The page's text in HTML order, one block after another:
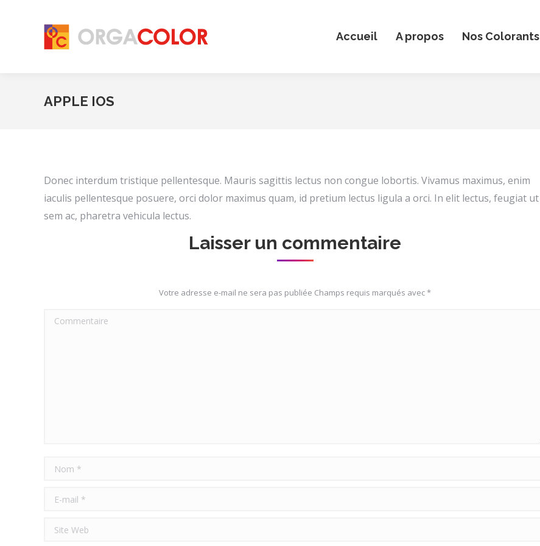
Accueil A propos Nos Colorants
APPLE IOS
Donec interdum tristique pellentesque. Mauris sagittis lectus non congue lobortis. Vivamus maximus, enim
iaculis pellentesque posuere, orci dolor maximus quam, id pretium lectus ligula a orci. In elit lectus, feugiat ut
sem ac, pharetra vehicula lectus.
Laisser un commentaire
Votre adresse e-mail ne sera pas publiée Champs requis marqués avec*
Commentaire
Nom *
E-mail *
Site Web